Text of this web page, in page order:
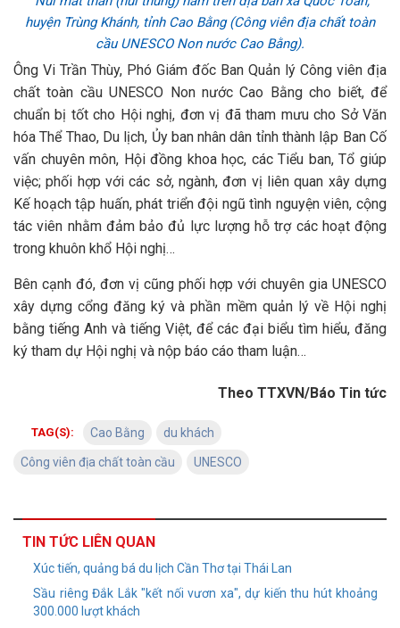
huyện Trùng Khánh, tỉnh Cao Bằng (Công viên địa chất toàn
cầu UNESCO Non nước Cao Bằng).
Ông Vi Trần Thùy, Phó Giám đốc Ban Quản lý Công viên địa
chất toàn cầu UNESCO Non nước Cao Bằng cho biết, để
chuẩn bị tốt cho Hội nghị, đơn vị đã tham mưu cho Sở Văn
hóa Thể Thao, Du lịch, Ủy ban nhân dân tỉnh thành lập Ban Cố
vấn chuyên môn, Hội đồng khoa học, các Tiểu ban, Tổ giúp
việc; phối hợp với các sở, ngành, đơn vị liên quan xây dựng
Kế hoạch tập huấn, phát triển đội ngũ tình nguyện viên, cộng
tác viên nhằm đảm bảo đủ lực lượng hỗ trợ các hoạt động
trong khuôn khổ Hội nghị…
Bên cạnh đó, đơn vị cũng phối hợp với chuyên gia UNESCO
xây dựng cổng đăng ký và phần mềm quản lý về Hội nghị
bằng tiếng Anh và tiếng Việt, để các đại biểu tìm hiểu, đăng
ký‎ tham dự Hội nghị và nộp báo cáo tham luận…
Theo TTXVN/Báo Tin tức
TAG(S): Cao Bằng du khách
Công viên địa chất toàn cầu UNESCO
TIN TỨC LIÊN QUAN
Xúc tiến, quảng bá du lịch Cần Thơ tại Thái Lan
Sầu riêng Đắk Lắk "kết nối vươn xa", dự kiến thu hút khoảng
300.000 lượt khách